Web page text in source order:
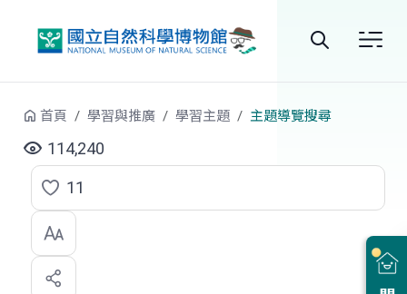
站
尋
首頁 學習與推廣 學習主題 主題導覽搜尋
114,240
點
選
喜
11